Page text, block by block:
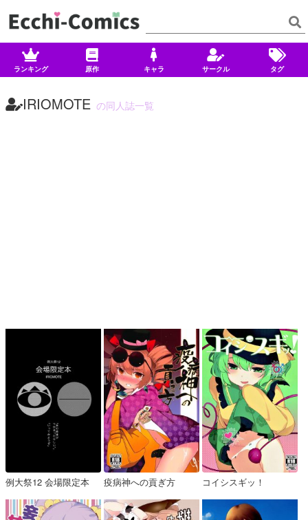
ランキング 原作 キャラ サークル タグ
IRIOMOTE の同人誌一覧
例大祭12 会場限定本 疫病神への貢ぎ方 コイシスギッ！